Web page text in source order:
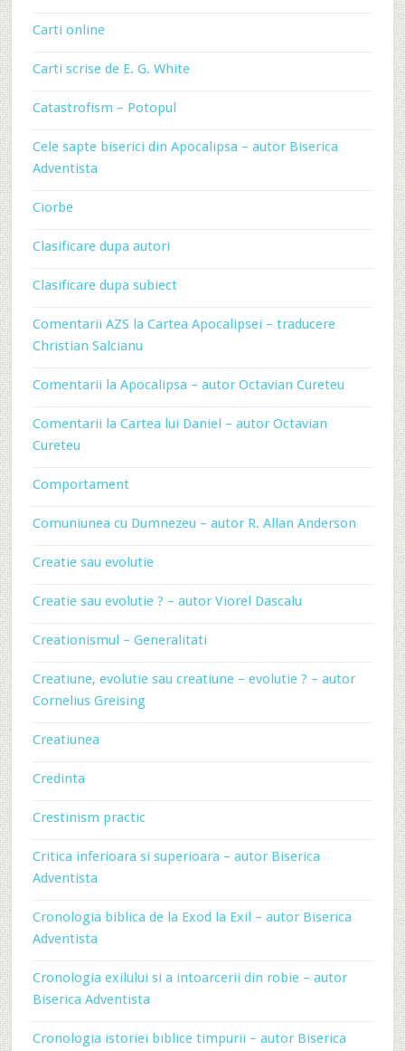
Carti online
Carti scrise de E. G. White
Catastrofism – Potopul
Cele sapte biserici din Apocalipsa – autor Biserica
Adventista
Ciorbe
Clasificare dupa autori
Clasificare dupa subiect
Comentarii AZS la Cartea Apocalipsei – traducere
Christian Salcianu
Comentarii la Apocalipsa – autor Octavian Cureteu
Comentarii la Cartea lui Daniel – autor Octavian
Cureteu
Comportament
Comuniunea cu Dumnezeu – autor R. Allan Anderson
Creatie sau evolutie
Creatie sau evolutie ? – autor Viorel Dascalu
Creationismul – Generalitati
Creatiune, evolutie sau creatiune – evolutie ? – autor
Cornelius Greising
Creatiunea
Credinta
Crestinism practic
Critica inferioara si superioara – autor Biserica
Adventista
Cronologia biblica de la Exod la Exil – autor Biserica
Adventista
Cronologia exilului si a intoarcerii din robie – autor
Biserica Adventista
Cronologia istoriei biblice timpurii – autor Biserica